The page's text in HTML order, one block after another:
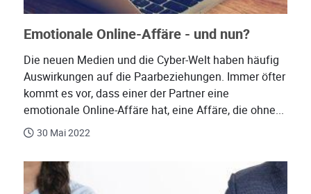
Emotionale Online-Affäre - und nun?
Die neuen Medien und die Cyber-Welt haben häufig
Auswirkungen auf die Paarbeziehungen. Immer öfter
kommt es vor, dass einer der Partner eine
emotionale Online-Affäre hat, eine Affäre, die ohne...
30 Mai 2022